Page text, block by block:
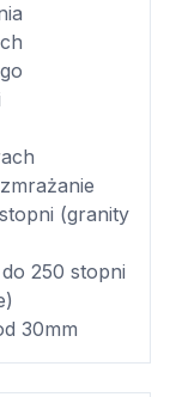
(granity
250 stopni
30mm